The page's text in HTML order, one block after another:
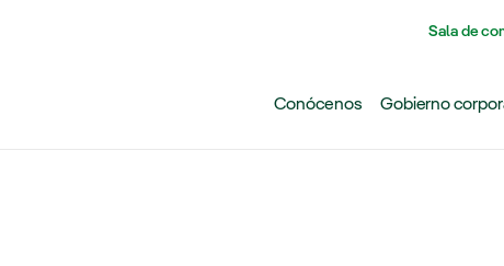
Sala de
Conócenos Gobierno